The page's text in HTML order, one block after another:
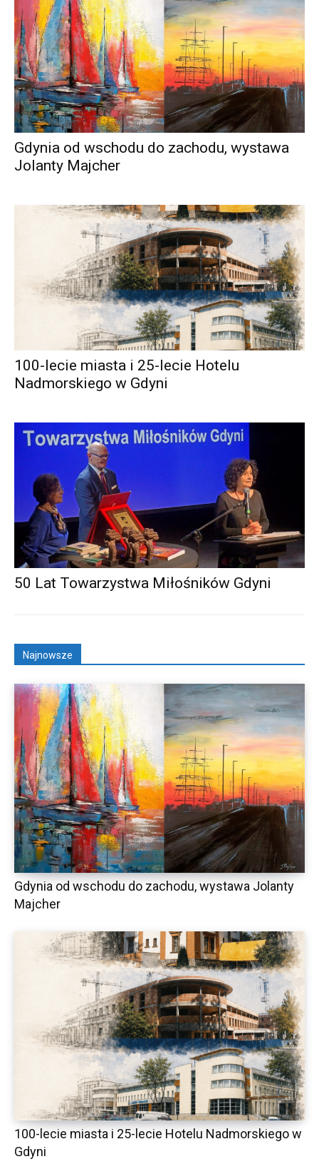
Gdynia od wschodu do zachodu, wystawa
Jolanty Majcher
100-lecie miasta i 25-lecie Hotelu
Nadmorskiego w Gdyni
50 Lat Towarzystwa Miłośników Gdyni
Najnowsze
Gdynia od wschodu do zachodu, wystawa Jolanty
Majcher
100-lecie miasta i 25-lecie Hotelu Nadmorskiego w
Gdyni